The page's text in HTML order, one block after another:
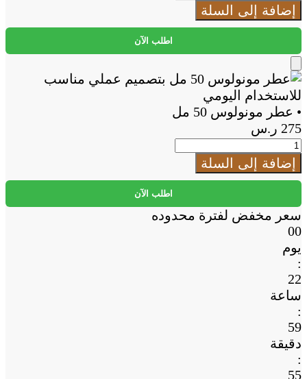
عطر
50
مل
إضافة إلى السلة
اطلب الآن
Add
to
Cart
• عطر مونولوس 50 مل
275 ر.س
كمية
عطر
50
مل
إضافة إلى السلة
اطلب الآن
سعر مخفض لفترة محدوده
00
يوم
:
22
ساعة
:
59
دقيقة
:
54